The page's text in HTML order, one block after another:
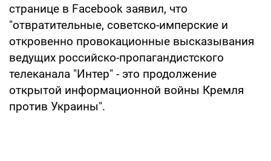
странице в Facebook заявил, что
"отвратительные, советско-имперские и
откровенно провокационные высказывания
ведущих российско-пропагандистского
телеканала "Интер" - это продолжение
открытой информационной войны Кремля
против Украины".